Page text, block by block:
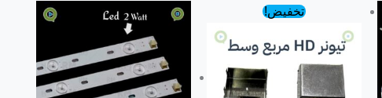
تخفيض!
السعر
الأصلي
475.00 EGP.
هو: